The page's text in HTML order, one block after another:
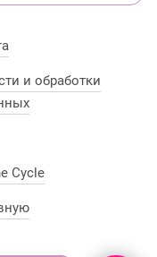
и обработки
Cycle